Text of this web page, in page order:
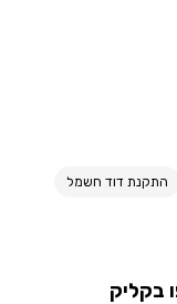
התקנת דוד חשמל
בקליק